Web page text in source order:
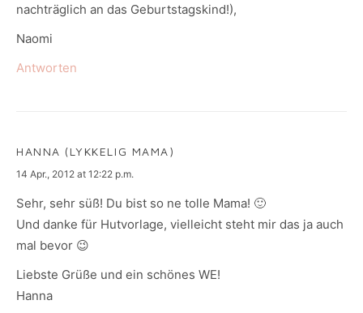
nachträglich an das Geburtstagskind!),
Naomi
Antworten
HANNA (LYKKELIG MAMA)
says:
14 Apr., 2012 at 12:22 p.m.
Sehr, sehr süß! Du bist so ne tolle Mama! 🙂
Und danke für Hutvorlage, vielleicht steht mir das ja auch
mal bevor 😉
Liebste Grüße und ein schönes WE!
Hanna